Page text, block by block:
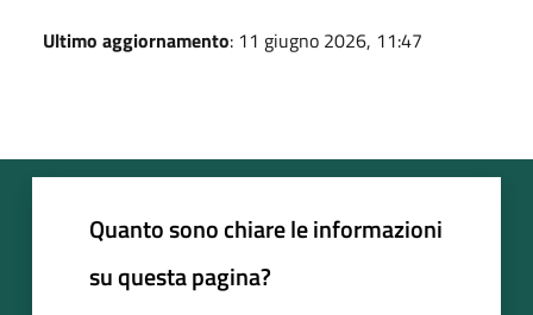
Ultimo aggiornamento: 11 giugno 2026, 11:47
Quanto sono chiare le informazioni
su questa pagina?